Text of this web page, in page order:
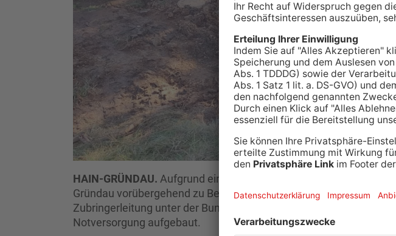
HAIN-GRÜNDAU. Aufgrund eines Rohrbruches kann es bei der
Gründau vorübergehend zu Behinderungen kommen. Anlass
Zubringerleitung unter der Bundesstraße 457. Am Freitag, den
Notversorgung aufgebaut.